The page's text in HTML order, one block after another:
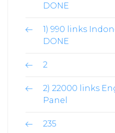
DONE
1) 990 links
DONE
2
2) 22000 links
Panel
235